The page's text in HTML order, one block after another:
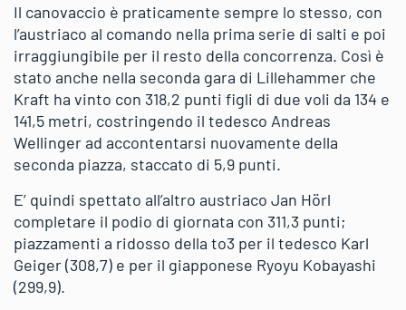
Il canovaccio è praticamente sempre lo stesso, con
l’austriaco al comando nella prima serie di salti e poi
irraggiungibile per il resto della concorrenza. Così è
stato anche nella seconda gara di Lillehammer che
Kraft ha vinto con 318,2 punti figli di due voli da 134 e
141,5 metri, costringendo il tedesco Andreas
Wellinger ad accontentarsi nuovamente della
seconda piazza, staccato di 5,9 punti.
E’ quindi spettato all’altro austriaco Jan Hörl
completare il podio di giornata con 311,3 punti;
piazzamenti a ridosso della to3 per il tedesco Karl
Geiger (308,7) e per il giapponese Ryoyu Kobayashi
(299,9).